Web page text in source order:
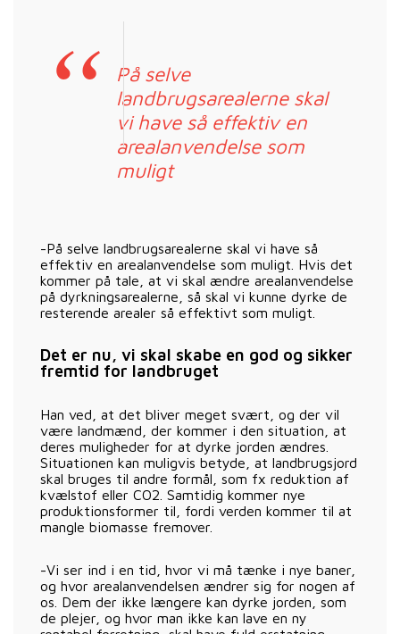
På selve
landbrugsarealerne skal
vi have så effektiv en
arealanvendelse som
muligt
-På selve landbrugsarealerne skal vi have så
effektiv en arealanvendelse som muligt. Hvis det
kommer på tale, at vi skal ændre arealanvendelse
på dyrkningsarealerne, så skal vi kunne dyrke de
resterende arealer så effektivt som muligt.
Det er nu, vi skal skabe en god og sikker
fremtid for landbruget
Han ved, at det bliver meget svært, og der vil
være landmænd, der kommer i den situation, at
deres muligheder for at dyrke jorden ændres.
Situationen kan muligvis betyde, at landbrugsjord
skal bruges til andre formål, som fx reduktion af
kvælstof eller CO2. Samtidig kommer nye
produktionsformer til, fordi verden kommer til at
mangle biomasse fremover.
-Vi ser ind i en tid, hvor vi må tænke i nye baner,
og hvor arealanvendelsen ændrer sig for nogen af
os. Dem der ikke længere kan dyrke jorden, som
de plejer, og hvor man ikke kan lave en ny